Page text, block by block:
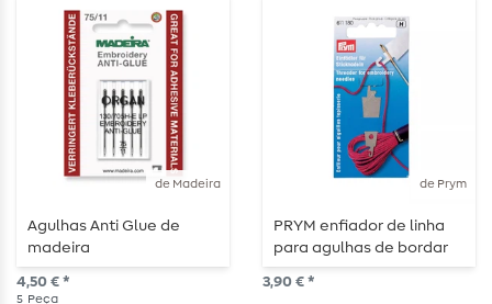
de Madeira
Agulhas Anti Glue de
madeira
4,50 € *
5 Peça
de Prym
PRYM enfiador de linha
para agulhas de bordar
3,90 € *